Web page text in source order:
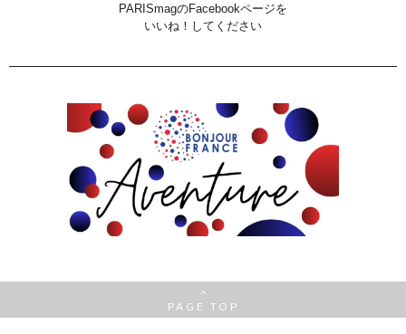
PARISmagのFacebookページを
いいね！してください
PAGE TOP